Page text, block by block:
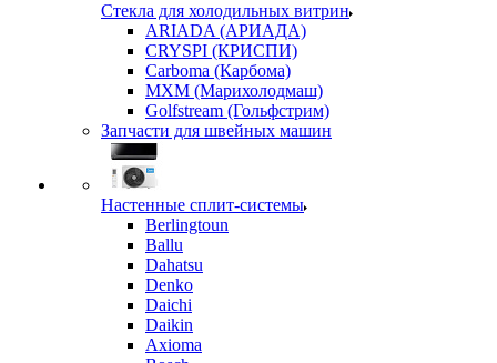
Стекла для холодильных витрин
ARIADA (АРИАДА)
CRYSPI (КРИСПИ)
Carboma (Карбома)
MXM (Марихолодмаш)
Golfstream (Гольфстрим)
Запчасти для швейных машин
Настенные сплит-системы
Berlingtoun
Ballu
Dahatsu
Denko
Daichi
Daikin
Axioma